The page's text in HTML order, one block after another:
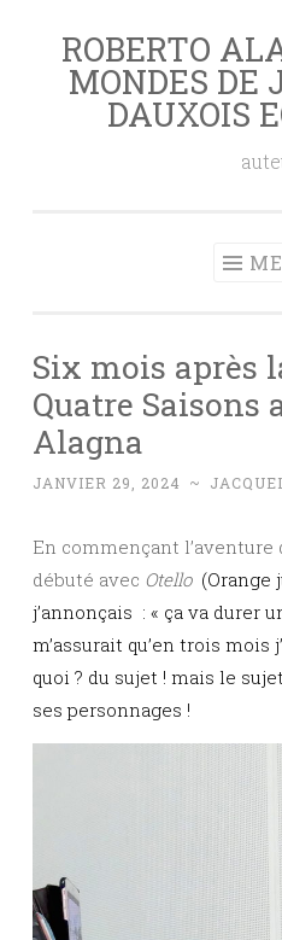
AllerROBERTO
MONDES DE
DAUXOIS
Six mois après
Quatre Saisons
Alagna
JANVIER 29, 2024 ~
En commençant l’aventure
débuté avec Otello(Orange
j’annonçais : « ça va durer
m’assurait qu’en trois mois
quoi ? du sujet ! mais le
ses personnages !